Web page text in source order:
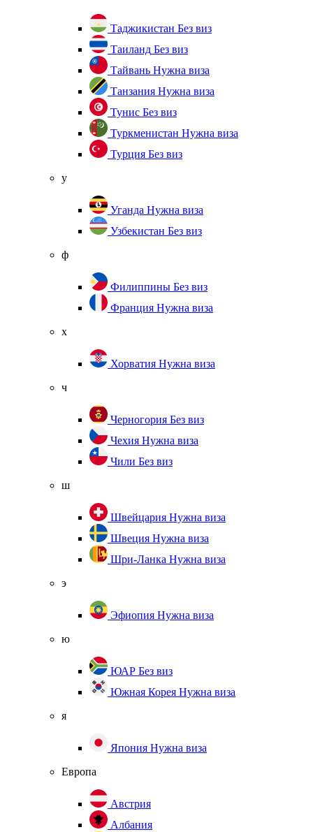
Таджикистан Без виз
Таиланд Без виз
Тайвань Нужна виза
Танзания Нужна виза
Тунис Без виз
Туркменистан Нужна виза
Турция Без виз
у
Уганда Нужна виза
Узбекистан Без виз
ф
Филиппины Без виз
Франция Нужна виза
х
Хорватия Нужна виза
ч
Черногория Без виз
Чехия Нужна виза
Чили Без виз
ш
Швейцария Нужна виза
Швеция Нужна виза
Шри-Ланка Нужна виза
э
Эфиопия Нужна виза
ю
ЮАР Без виз
Южная Корея Нужна виза
я
Япония Нужна виза
Европа
Австрия
Албания